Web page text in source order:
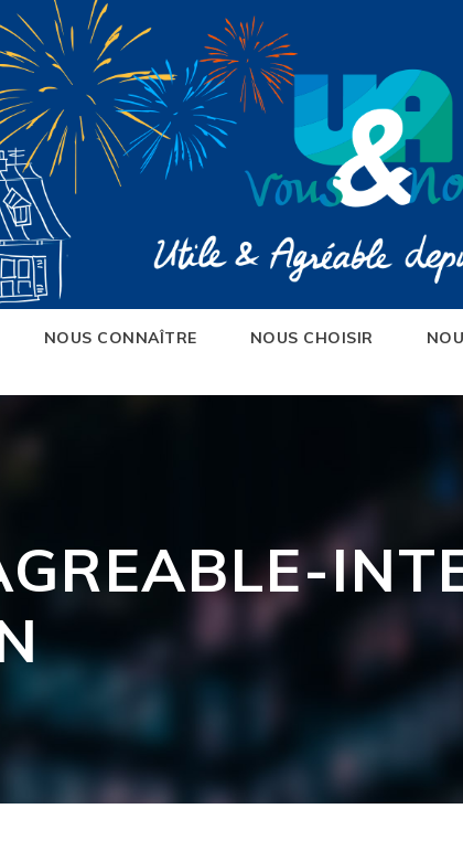
NOUS CONNAÎTRE NOUS CHOISIR